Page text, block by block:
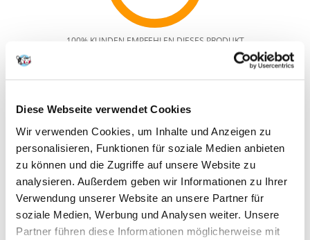
Diese Webseite verwendet Cookies
Wir verwenden Cookies, um Inhalte und Anzeigen zu
personalisieren, Funktionen für soziale Medien anbieten
zu können und die Zugriffe auf unsere Website zu
analysieren. Außerdem geben wir Informationen zu Ihrer
Verwendung unserer Website an unsere Partner für
soziale Medien, Werbung und Analysen weiter. Unsere
Partner führen diese Informationen möglicherweise mit
100% KUNDEN EMPFEHLEN DIESES PRODUKT
Produktbeschreibung
URINARY S/O MODERATE CALORIE FELINE für adulte Katzen die zu
Übergewicht neigen
5 bis 12 Wochen bis zur Auflösung der Struvitharnsteine. Zur Vorbeuge
eines Rezidivs sollte die Diät mindestens noch 6 Monate weiter
verabreicht werden. Nach vollständiger Genesung (Harnkontrolle) kann
OBESITY MANAGEMENT oder SATIETY SUPPORT gefüttert werden. Falls
die Katze kastriert und idealgewichtig ist, sind Produkte des NEUTERED
Sortiments zu empfehlen.